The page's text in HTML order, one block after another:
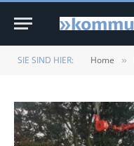
SIE SIND HIER: Home »